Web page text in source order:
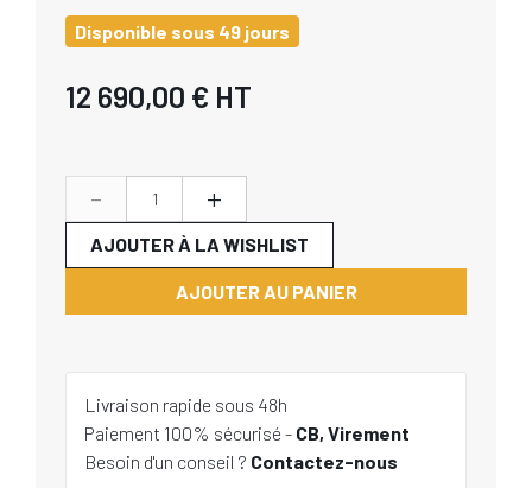
Disponible sous 49 jours
12 690,00 € HT
- +
AJOUTER AU PANIER
AJOUTER À LA WISHLIST
Livraison rapide sous 48h
Paiement 100% sécurisé - CB, Virement
Besoin d'un conseil ? Contactez-nous